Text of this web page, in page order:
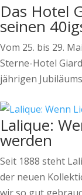
Das Hotel
seinen
Vom 25. bis 29.
Sterne-Hotel
jährigen
Lalique:
werden
Seit 1888 steht
der neuen